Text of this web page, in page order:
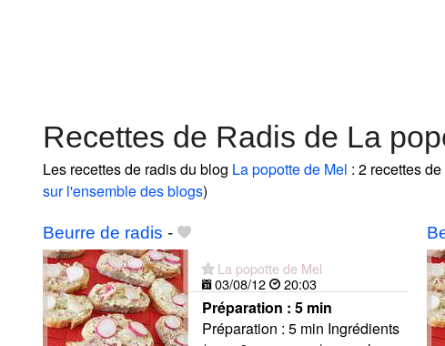
Recettes de Radis de La
Les recettes de radis du blog La popotte de Mel : 2 recettes
sur l'ensemble des blogs)
Beurre de radis -
La popotte de Mel
03/08/12
20:03
Préparation : 5 min
Préparation : 5 min Ingrédients